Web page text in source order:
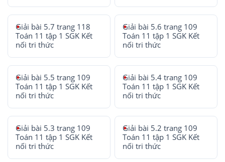
Giải bài 5.7 trang 118
Toán 11 tập 1 SGK Kết
nối tri thức
Giải bài 5.6 trang 109
Toán 11 tập 1 SGK Kết
nối tri thức
Giải bài 5.5 trang 109
Toán 11 tập 1 SGK Kết
nối tri thức
Giải bài 5.4 trang 109
Toán 11 tập 1 SGK Kết
nối tri thức
Giải bài 5.3 trang 109
Toán 11 tập 1 SGK Kết
nối tri thức
Giải bài 5.2 trang 109
Toán 11 tập 1 SGK Kết
nối tri thức